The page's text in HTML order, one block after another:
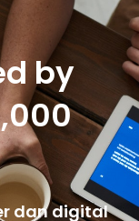
by
dan digital